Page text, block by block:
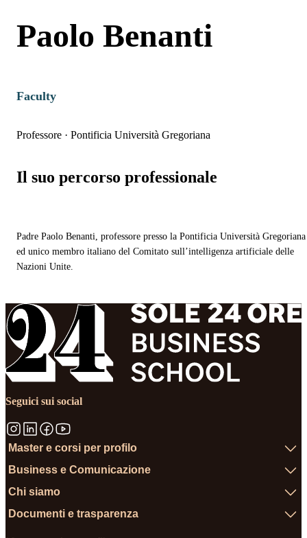
Paolo Benanti
Faculty
Professore · Pontificia Università Gregoriana
Il suo percorso professionale
Padre Paolo Benanti, professore presso la Pontificia Università Gregoriana
ed unico membro italiano del Comitato sull’intelligenza artificiale delle
Nazioni Unite.
Seguici sui social
Master e corsi per profilo
Business e Comunicazione
Chi siamo
Documenti e trasparenza